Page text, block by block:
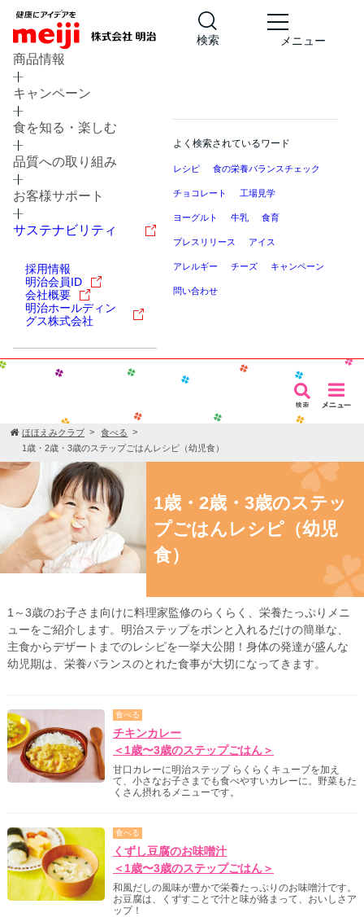
検索 メニュー
商品情報
キャンペーン
食を知る・楽しむ
品質への取り組み
お客様サポート
サステナビリティ
採用情報
明治会員ID
会社概要
明治ホールディン
グス株式会社
よく検索されているワード
レシピ 食の栄養バランスチェック
チョコレート 工場見学
ヨーグルト 牛乳 食育
プレスリリース アイス
アレルギー チーズ キャンペーン
問い合わせ
ほほえみクラブ
食べる
1歳・2歳・3歳のステップごはんレシピ（幼児食）
1歳・2歳・3歳のステッ
プごはんレシピ（幼児
食）
1～3歳のお子さま向けに料理家監修のらくらく、栄養たっぷりメニ
ューをご紹介します。明治ステップをポンと入れるだけの簡単な、
主食からデザートまでのレシピを一挙大公開！身体の発達が盛んな
幼児期は、栄養バランスのとれた食事が大切になってきます。
食べる
チキンカレー
＜1歳〜3歳のステップごはん＞
甘口カレーに明治ステップ らくらくキューブを加え
て、小さなお子さまでも食べやすいカレーに。野菜もた
くさん摂れるメニューです。
食べる
くずし豆腐のお味噌汁
＜1歳〜3歳のステップごはん＞
和風だしの風味が豊かで栄養たっぷりのお味噌汁です。
お豆腐は、くずすことで汁と味が絡まって、おいしさア
ップ！